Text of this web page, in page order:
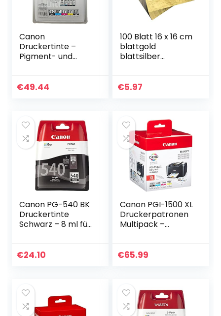
Canon
Druckertinte –
Pigment- und
Druckertinte für
2078C005…
€49.44
100 Blatt 16 x 16 cm
blattgold
blattsilber
Schlagmetall
€5.97
Canon PG-540 BK
Druckertinte
Schwarz – 8 ml für
er ORIGINAL
€24.10
Canon PGI-1500 XL
Druckerpatronen
Multipack –
(Schwarz Cyan
€65.99